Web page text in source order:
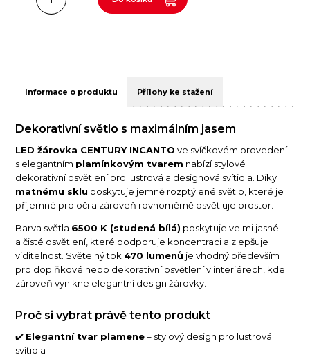
Informace o produktu Přílohy ke stažení
Dekorativní světlo s maximálním jasem
LED žárovka CENTURY INCANTO ve svíčkovém provedení
s elegantním plamínkovým tvarem nabízí stylové
dekorativní osvětlení pro lustrová a designová svítidla. Díky
matnému sklu poskytuje jemně rozptýlené světlo, které je
příjemné pro oči a zároveň rovnoměrně osvětluje prostor.
Barva světla 6500 K (studená bílá) poskytuje velmi jasné
a čisté osvětlení, které podporuje koncentraci a zlepšuje
viditelnost. Světelný tok 470 lumenů je vhodný především
pro doplňkové nebo dekorativní osvětlení v interiérech, kde
zároveň vynikne elegantní design žárovky.
Proč si vybrat právě tento produkt
✔️ Elegantní tvar plamene– stylový design pro lustrová
svítidla